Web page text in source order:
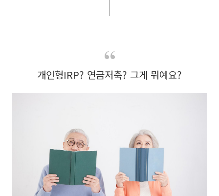
개인형IRP? 연금저축? 그게 뭐예요?